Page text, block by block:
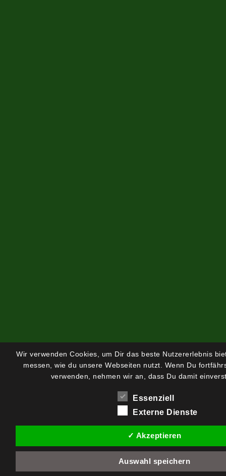
Wir verwenden Cookies, um Dir das beste Nutzererlebnis
messen, wie du unsere Webseiten nutzt. Wenn Du
verwenden, nehmen wir an, dass Du damit
Essenziell
Externe Dienste
✓ Akzeptieren
Auswahl speichern